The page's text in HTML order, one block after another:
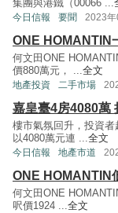
集團與港鐵（00066 ...
今日信報 要聞 2023年
ONE HOMANTIN
何文田ONE
價880萬元， ...全文
地產投資 二手市場
嘉皇臺4房4080萬
樓市氣氛回升，投資
以4080萬元連 ...全文
今日信報 地產市道
ONE HOMANTIN
何文田ONE
呎價1924 ...全文